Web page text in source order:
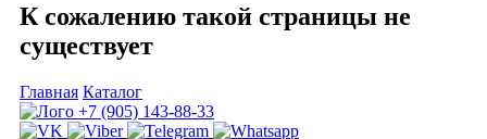
К сожалению такой страницы не
существует
Главная Каталог
+7 (905) 143-88-33